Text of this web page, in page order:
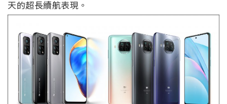
天的超長續航表現。